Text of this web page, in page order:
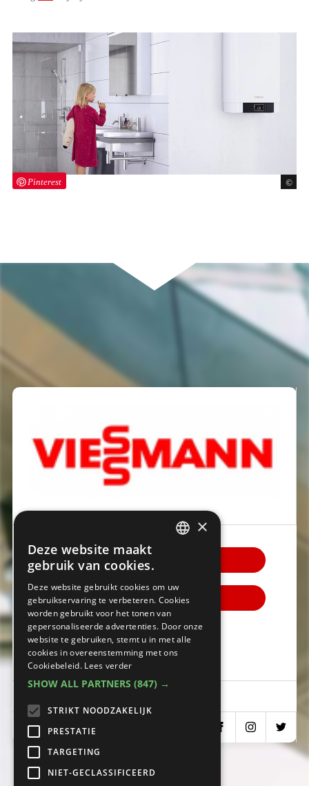
Pinterest
Contact VIESSMANN
Bezoek website
Vind een dealer/showroom in de buurt
×
Deze website maakt
gebruik van cookies.
Deze website gebruikt cookies om uw
gebruikservaring te verbeteren. Cookies
worden gebruikt voor het tonen van
gepersonaliseerde advertenties. Door onze
website te gebruiken, stemt u in met alle
cookies in overeenstemming met ons
Cookiebeleid. Lees verder
SHOW ALL PARTNERS (847) →
STRIKT NOODZAKELIJK
PRESTATIE
TARGETING
NIET-GECLASSIFICEERD